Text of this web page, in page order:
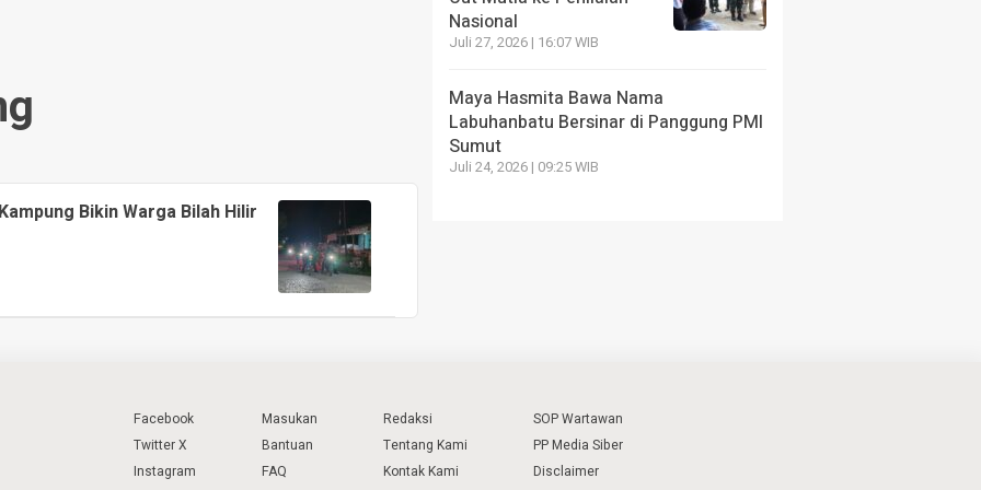
Bikin Warga Bilah Hilir
Nasional
Juli 27, 2026 | 16:07 WIB
Maya Hasmita Bawa Nama
Labuhanbatu Bersinar di Panggung PMI
Sumut
Juli 24, 2026 | 09:25 WIB
Facebook
Twitter X
Instagram
Masukan
Bantuan
FAQ
Redaksi
Tentang Kami
Kontak Kami
SOP Wartawan
PP Media Siber
Disclaimer